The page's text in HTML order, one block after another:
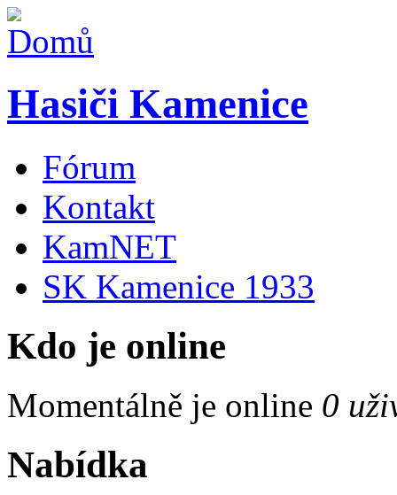
Hasiči Kamenice
Fórum
Kontakt
KamNET
SK Kamenice 1933
Kdo je online
Momentálně je online 0
Nabídka